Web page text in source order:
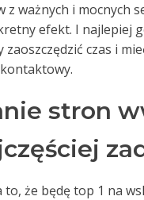
ważnych i mocnych
efekt. I najlepiej
czas i
stron
to, że będę top 1 na